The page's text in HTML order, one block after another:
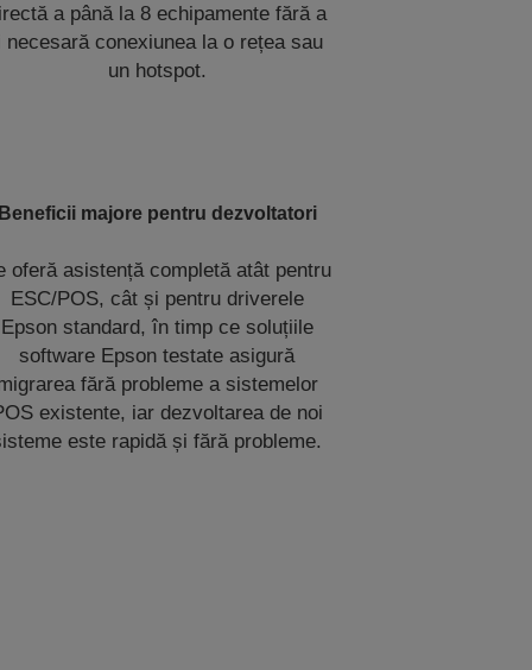
a până la 8 echipamente fără a
necesară conexiunea la o rețea sau
un hotspot.
Beneficii majore pentru dezvoltatori
oferă asistență completă atât pentru
ESC/POS, cât și pentru driverele
Epson standard, în timp ce soluțiile
software Epson testate asigură
fără probleme a sistemelor
existente, iar dezvoltarea de noi
este rapidă și fără probleme.